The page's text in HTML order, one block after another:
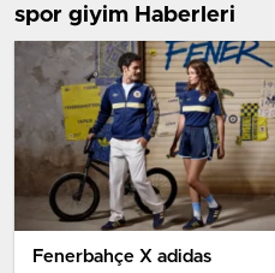
spor giyim Haberleri
Fenerbahçe X adidas